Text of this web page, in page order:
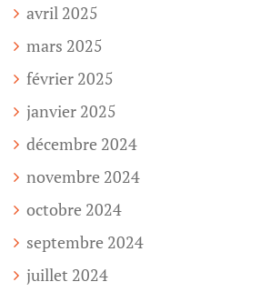
avril 2025
mars 2025
février 2025
janvier 2025
décembre 2024
novembre 2024
octobre 2024
septembre 2024
juillet 2024